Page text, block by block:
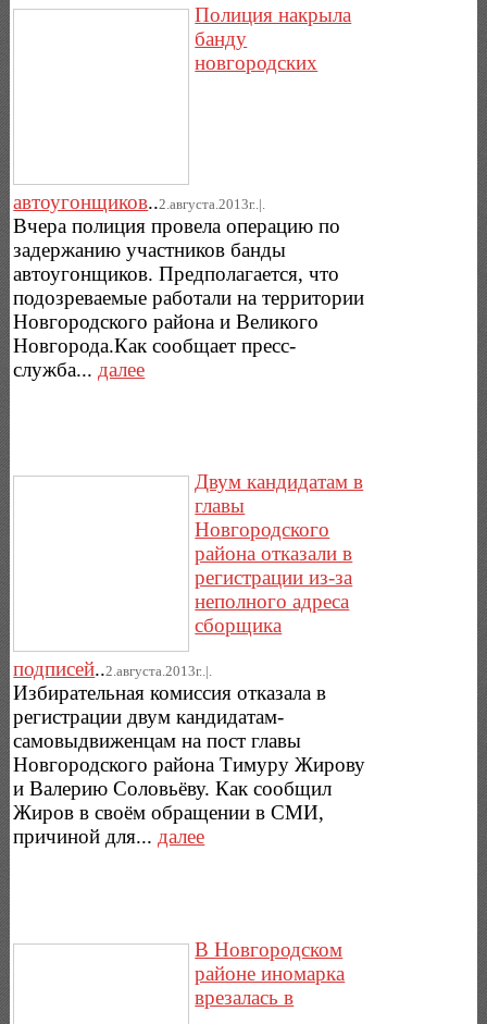
Полиция накрыла
банду
новгородских
автоугонщиков..2.августа.2013г..|.
Вчера полиция провела операцию по
задержанию участников банды
автоугонщиков. Предполагается, что
подозреваемые работали на территории
Новгородского района и Великого
Новгорода.Как сообщает пресс-
служба... далее
Двум кандидатам в
главы
Новгородского
района отказали в
регистрации из-за
неполного адреса
сборщика
подписей..2.августа.2013г..|.
Избирательная комиссия отказала в
регистрации двум кандидатам-
самовыдвиженцам на пост главы
Новгородского района Тимуру Жирову
и Валерию Соловьёву. Как сообщил
Жиров в своём обращении в СМИ,
причиной для...далее
В Новгородском
районе иномарка
врезалась в